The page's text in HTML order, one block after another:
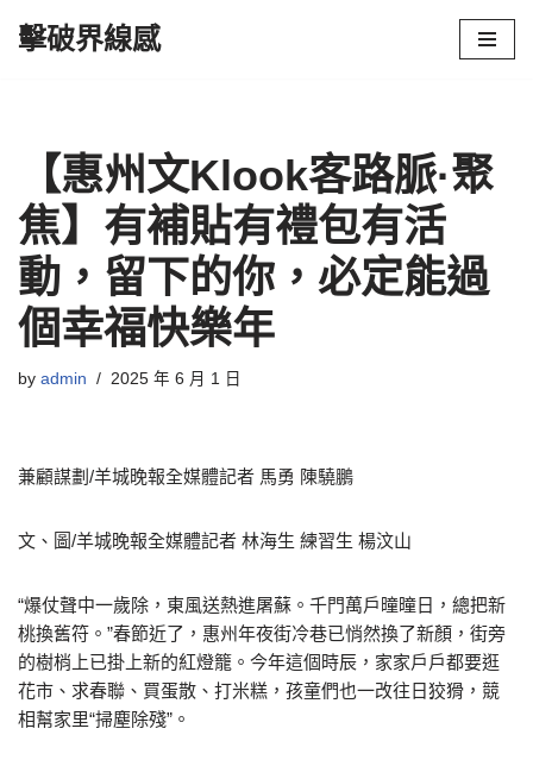
擊破界線感
【惠州文Klook客路脈·聚
焦】有補貼有禮包有活
動，留下的你，必定能過
個幸福快樂年
by admin 2025 年 6 月 1 日
兼顧謀劃/羊城晚報全媒體記者 馬勇 陳驍鵬
文、圖/羊城晚報全媒體記者 林海生 練習生 楊汶山
“爆仗聲中一歲除，東風送熱進屠蘇。千門萬戶曈曈日，總把新
桃換舊符。”春節近了，惠州年夜街冷巷已悄然換了新顏，街旁
的樹梢上已掛上新的紅燈籠。今年這個時辰，家家戶戶都要逛
花市、求春聯、買蛋散、打米糕，孩童們也一改往日狡猾，競
相幫家里“掃塵除殘”。